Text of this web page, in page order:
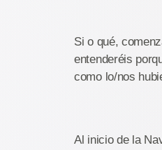
Si o qué,
entenderéis
como lo/nos
Al inicio de la